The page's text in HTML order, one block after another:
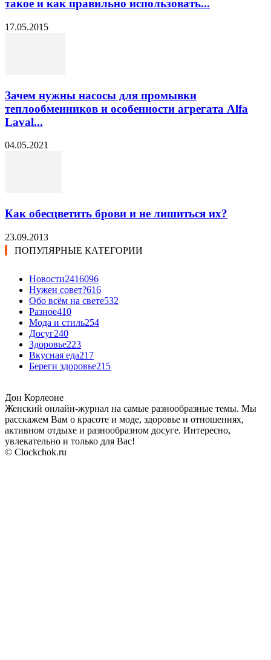
такое и как правильно использовать...
17.05.2015
Зачем нужны насосы для промывки
теплообменников и особенности агрегата Alfa
Laval...
04.05.2021
Как обесцветить брови и не лишиться их?
23.09.2013
ПОПУЛЯРНЫЕ КАТЕГОРИИ
Новости2416096
Нужен совет?616
Обо всём на свете532
Разное410
Мода и стиль254
Досуг240
Здоровье223
Вкусная еда217
Береги здоровье215
Дон Корлеоне
Женский онлайн-журнал на самые разнообразные темы. Мы
расскажем Вам о красоте и моде, здоровье и отношениях,
активном отдыхе и разнообразном досуге. Интересно,
увлекательно и только для Вас!
© Clockchok.ru